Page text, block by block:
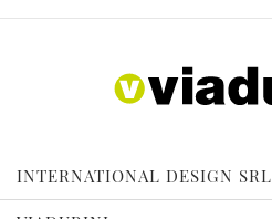
INTERNATIONAL DESIGN SRL